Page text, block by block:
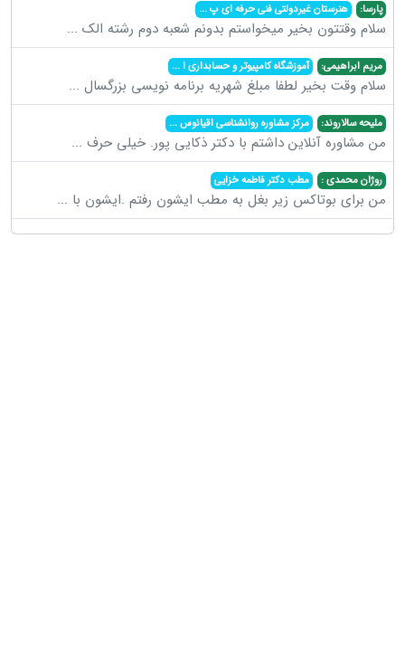
پارسا: هنرستان غیردولتی فنی حرفه ای پ...
سلام وقتتون بخیر میخواستم بدونم شعبه دوم رشته الک ...
مریم ابراهیمی: آموزشگاه کامپیوتر و حسابداری ا...
سلام وقت بخیر لطفا مبلغ شهریه برنامه نویسی بزرگسال ...
ملیحه سالاروند: مرکز مشاوره روانشناسی اقیانوس...
من مشاوره آنلاین داشتم با دکتر ذکایی پور. خیلی حرف ...
روژان محمدی : مطب دکتر فاطمه خزایی
من برای بوتاکس زیر بغل به مطب ایشون رفتم .ایشون با ...